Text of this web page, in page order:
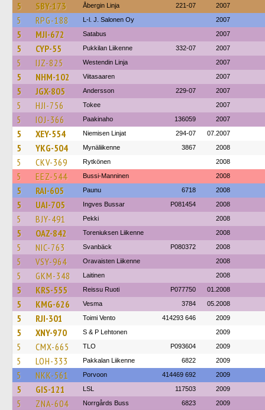
5 SBY-173 Åbergin Linja 221-07 2007
5 RPG-188 L-l. J. Salonen Oy 2007
5 MJI-672 Satabus 2007
5 CYP-55 Pukkilan Liikenne 332-07 2007
5 IJZ-825 Westendin Linja 2007
5 NHM-102 Viitasaaren 2007
5 JGX-805 Andersson 229-07 2007
5 HJI-756 Tokee 2007
5 IOJ-366 Paakinaho 136059 2007
5 XEY-554 Niemisen Linjat 294-07 07.2007
5 YKG-504 Mynäliikenne 3867 2008
5 CKV-369 Rytkönen 2008
5 EEZ-544 Bussi-Manninen 2008
5 RAI-605 Paunu 6718 2008
5 UAI-705 Ingves Bussar P081454 2008
5 BJY-491 Pekki 2008
5 OAZ-842 Toreniuksen Liikenne 2008
5 NIC-763 Svanbäck P080372 2008
5 VSY-964 Oravaisten Liikenne 2008
5 GKM-348 Laitinen 2008
5 KRS-555 Reissu Ruoti P077750 01.2008
5 KMG-626 Vesma 3784 05.2008
5 RJI-301 Toimi Vento 414293 646 2009
5 XNY-970 S & P Lehtonen 2009
5 CMX-665 TLO P093604 2009
5 LOH-333 Pakkalan Liikenne 6822 2009
5 NKK-561 Porvoon 414469 692 2009
5 GIS-121 LSL 117503 2009
5 ZNA-604 Norrgårds Buss 6823 2009